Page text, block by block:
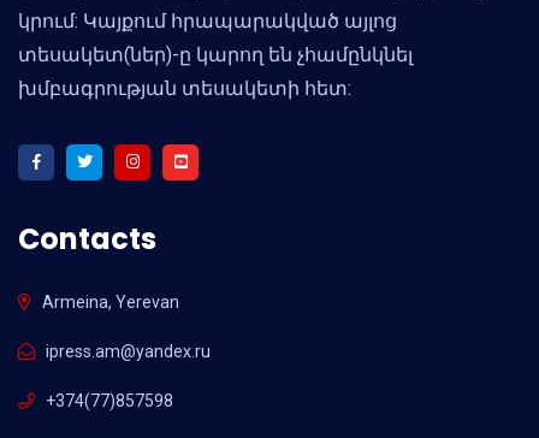
կրում: Կայքում հրապարակված այլոց
տեսակետ(ներ)-ը կարող են չհամընկնել
խմբագրության տեսակետի հետ:
Contacts
Armeina, Yerevan
ipress.am@yandex.ru
+374(77)857598